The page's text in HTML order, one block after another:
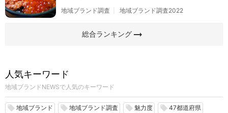
地域ブランド調査 地域ブランド調査2022
総合ランキングarrow_right_alt
人気キーワード
地域ブランドNEWSで人気のキーワード
local_offer 地域ブランド local_offer 地域ブランド調査 local_offer 魅力度 local_offer 47都道府県